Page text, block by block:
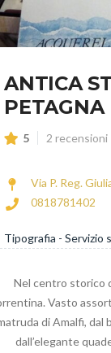
ANTICA
PETAGNA
5 2 recensioni
Via P. Reg.
0818781402
Tipografia - Servizio
Nel centro storico
Vasto
di Amalfi, dal
dall’elegante